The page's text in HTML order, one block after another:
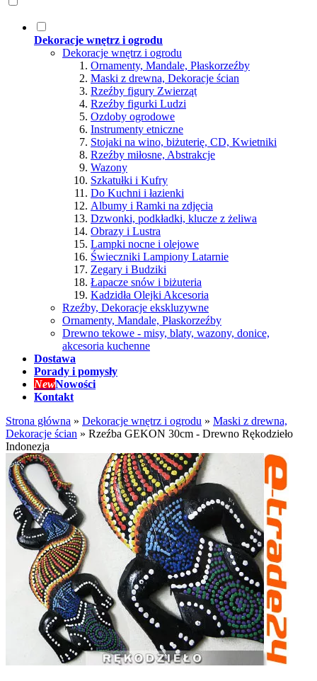
Dekoracje wnętrz i ogrodu
Dekoracje wnętrz i ogrodu
Ornamenty, Mandale, Płaskorzeźby
Maski z drewna, Dekoracje ścian
Rzeźby figury Zwierząt
Rzeźby figurki Ludzi
Ozdoby ogrodowe
Instrumenty etniczne
Stojaki na wino, biżuterię, CD, Kwietniki
Rzeźby miłosne, Abstrakcje
Wazony
Szkatułki i Kufry
Do Kuchni i łazienki
Albumy i Ramki na zdjęcia
Dzwonki, podkładki, klucze z żeliwa
Obrazy i Lustra
Lampki nocne i olejowe
Świeczniki Lampiony Latarnie
Zegary i Budziki
Łapacze snów i biżuteria
Kadzidła Olejki Akcesoria
Rzeźby, Dekoracje ekskluzywne
Ornamenty, Mandale, Płaskorzeźby
Drewno tekowe - misy, blaty, wazony, donice,
akcesoria kuchenne
Dostawa
Porady i pomysły
NewNowości
Kontakt
Strona główna » Dekoracje wnętrz i ogrodu » Maski z drewna,
Dekoracje ścian » Rzeźba GEKON 30cm - Drewno Rękodzieło
Indonezja